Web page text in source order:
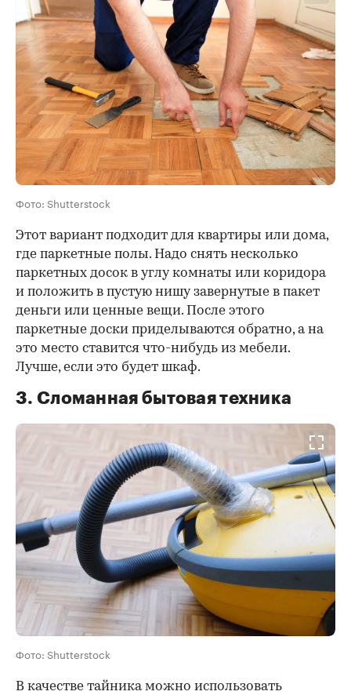
Фото: Shutterstock
Этот вариант подходит для квартиры или дома,
где паркетные полы. Надо снять несколько
паркетных досок в углу комнаты или коридора
и положить в пустую нишу завернутые в пакет
деньги или ценные вещи. После этого
паркетные доски приделываются обратно, а на
это место ставится что-нибудь из мебели.
Лучше, если это будет шкаф.
3. Сломанная бытовая техника
Фото: Shutterstock
В качестве тайника можно использовать